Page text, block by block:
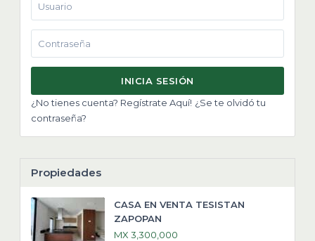
INICIA SESIÓN
¿No tienes cuenta? Regístrate Aquí! ¿Se te olvidó tu
contraseña?
Propiedades
CASA EN VENTA TESISTAN
ZAPOPAN
MX 3,300,000